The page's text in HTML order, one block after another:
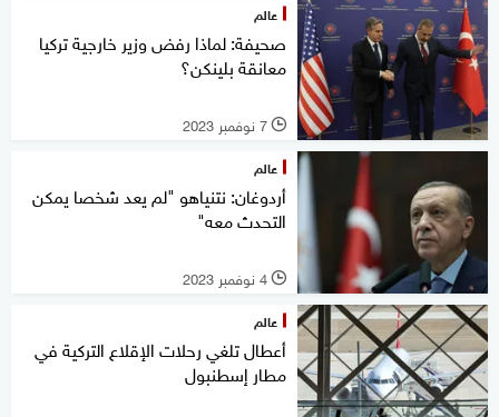
عالم
صحيفة: لماذا رفض وزير خارجية تركيا
معانقة بلينكن؟
l 7 نوفمبر 2023
عالم
أردوغان: نتنياهو "لم يعد شخصا يمكن
التحدث معه"
l 4 نوفمبر 2023
عالم
أعطال تلغي رحلات الإقلاع التركية في
مطار إسطنبول